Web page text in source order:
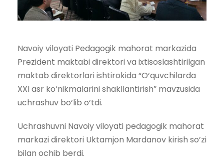
Navoiy viloyati Pedagogik mahorat markazida
Prezident maktabi direktori va ixtisoslashtirilgan
maktab direktorlari ishtirokida “O‘quvchilarda
XXI asr ko‘nikmalarini shakllantirish” mavzusida
uchrashuv bo‘lib o‘tdi.
Uchrashuvni Navoiy viloyati pedagogik mahorat
markazi direktori Uktamjon Mardanov kirish so’zi
bilan ochib berdi.